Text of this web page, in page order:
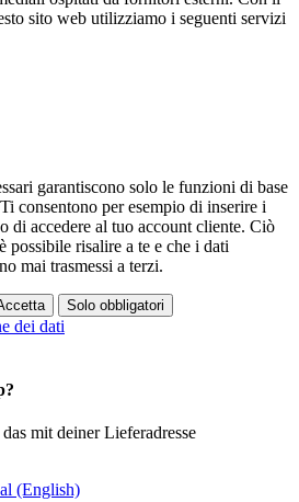
sito web utilizziamo i seguenti servizi
garantiscono solo le funzioni di base
consentono per esempio di inserire i
di accedere al tuo account cliente. Ciò
possibile risalire a te e che i dati
mai trasmessi a terzi.
Solo obbligatori
dei dati
das mit deiner Lieferadresse
(English)